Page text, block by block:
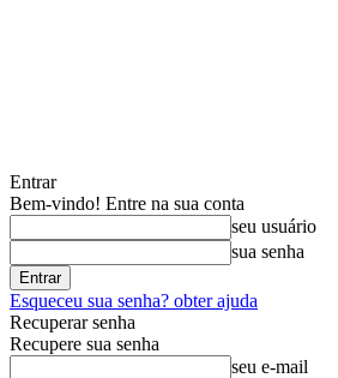
Entrar
Bem-vindo! Entre na sua conta
seu usuário
sua senha
Esqueceu sua senha? obter ajuda
Recuperar senha
Recupere sua senha
seu e-mail